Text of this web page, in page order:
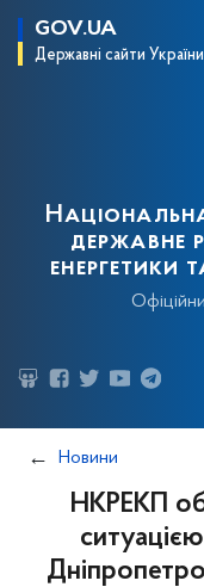
GOV.UA
Державні сайти України
державне
енергетики
Новини
НКРЕКП